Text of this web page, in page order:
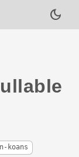
dark_mode
koans